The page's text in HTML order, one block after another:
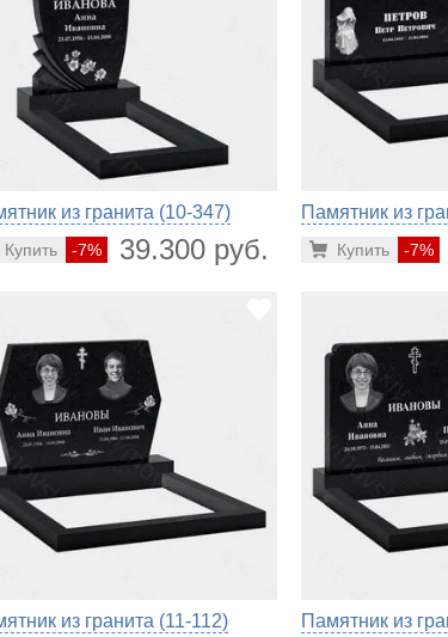
из гранита (10-347)
-7% 39.300 руб.
Купить
Памятник из
-7%
Купить
из гранита (11-112) Памятник из